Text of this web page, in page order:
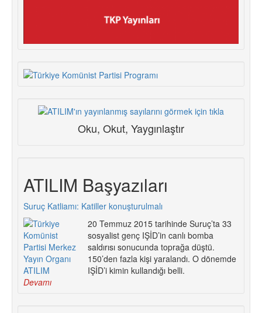
Oku, Okut, Yaygınlaştır
ATILIM Başyazıları
Suruç Katliamı: Katiller konuşturulmalı
20 Temmuz 2015 tarihinde Suruç’ta 33
sosyalist genç IŞİD’in canlı bomba
saldırısı sonucunda toprağa düştü.
150’den fazla kişi yaralandı. O dönemde
IŞİD’i kimin kullandığı belli.
Devamı